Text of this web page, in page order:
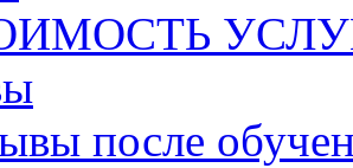
после